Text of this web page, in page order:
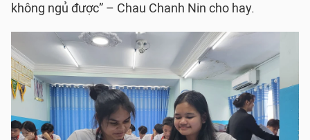
không ngủ được” – Chau Chanh Nin cho hay.